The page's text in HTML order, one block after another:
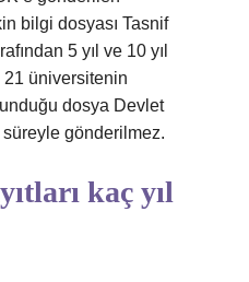
bilgi dosyası Tasnif
5 yıl ve 10 yıl
üniversitenin
dosya Devlet
süreyle gönderilmez.
kaç yıl